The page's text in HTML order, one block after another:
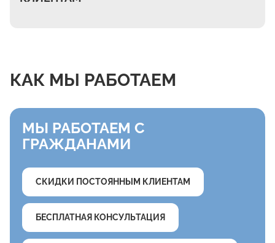
КАК МЫ РАБОТАЕМ
МЫ РАБОТАЕМ С
ГРАЖДАНАМИ
СКИДКИ ПОСТОЯННЫМ КЛИЕНТАМ
БЕСПЛАТНАЯ КОНСУЛЬТАЦИЯ